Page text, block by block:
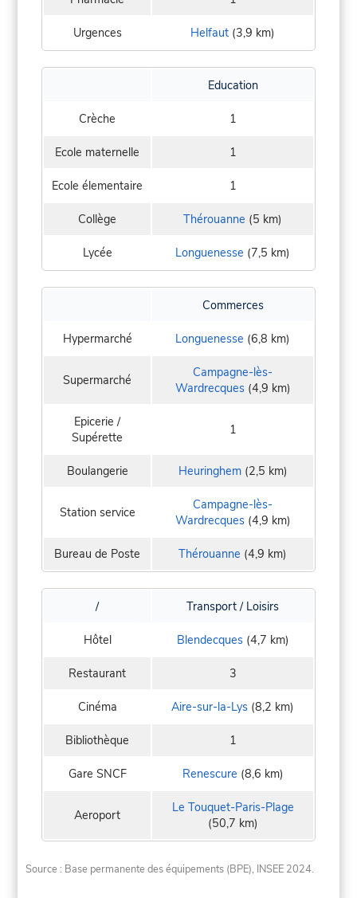
Urgences Helfaut (3,9 km)
Education
Crèche 1
Ecole maternelle 1
Ecole élementaire 1
Collège Thérouanne (5 km)
Lycée Longuenesse (7,5 km)
Commerces
Hypermarché Longuenesse (6,8 km)
Supermarché
Campagne-lès-
Wardrecques(4,9 km)
Epicerie /
Supérette
1
Boulangerie Heuringhem(2,5 km)
Station service
Campagne-lès-
Wardrecques(4,9 km)
Bureau de Poste Thérouanne (4,9 km)
/ Transport / Loisirs
Hôtel Blendecques(4,7 km)
Restaurant 3
Cinéma Aire-sur-la-Lys (8,2 km)
Bibliothèque 1
Gare SNCF Renescure (8,6 km)
Aeroport
Le Touquet-Paris-Plage
(50,7 km)
Source : Base permanente des équipements (BPE), INSEE 2024.